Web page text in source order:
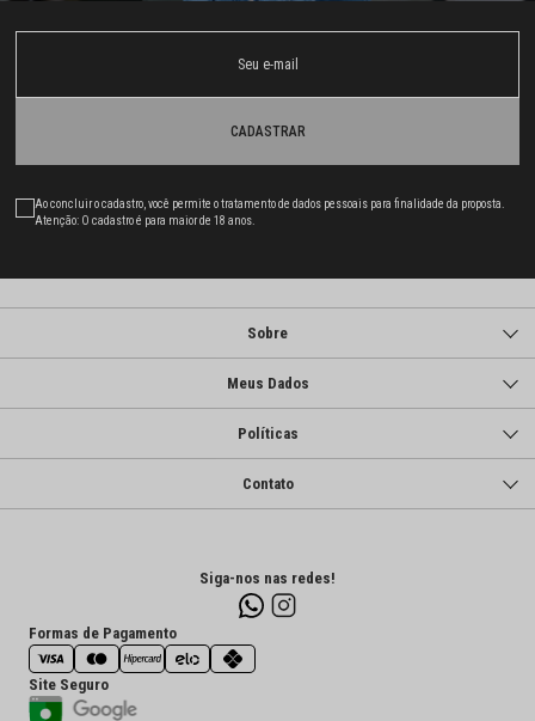
CADASTRAR
Ao concluir o cadastro, você permite o tratamento de dados pessoais para finalidade da proposta.
Atenção: O cadastro é para maior de 18 anos.
Sobre
Meus Dados
Políticas
Contato
Siga-nos nas redes!
Formas de Pagamento
Site Seguro